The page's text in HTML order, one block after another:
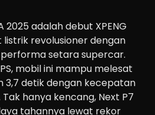
2025 adalah debut XPENG
listrik revolusioner dengan
setara supercar.
mobil ini mampu melesat
3,7 detik dengan kecepatan
hanya kencang, Next P7
tahannya lewat rekor